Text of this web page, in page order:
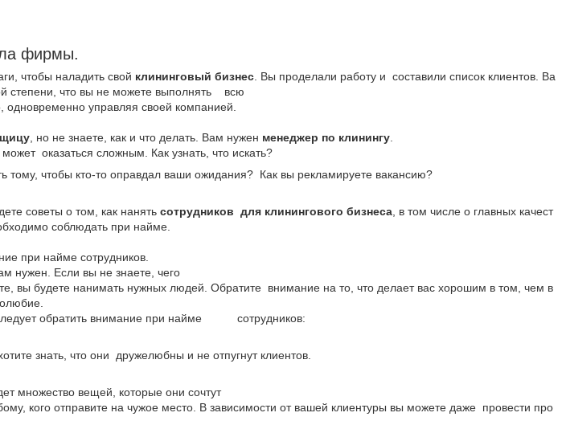
фирмы.
чтобы наладить свой клининговый бизнес . Вы проделали работу и составили список клиентов. Ва
степени, что вы не можете выполнять всю
одновременно управляя своей компанией.
, но не знаете, как и что делать. Вам нужен менеджер по клинингу
оказаться сложным. Как узнать, что искать?
тому, чтобы кто-то оправдал ваши ожидания? Как вы рекламируете вакансию?
советы о том, как нанять сотрудников для клинингового бизнеса , в том числе о главных качест
соблюдать при найме.
при найме сотрудников.
нужен. Если вы не знаете, чего
вы будете нанимать нужных людей. Обратите внимание на то, что делает вас хорошим в том, чем в
следует обратить внимание при найме сотрудников:
знать, что они дружелюбны и не отпугнут клиентов.
множество вещей, которые они сочтут
кого отправите на чужое место. В зависимости от вашей клиентуры вы можете даже провести про